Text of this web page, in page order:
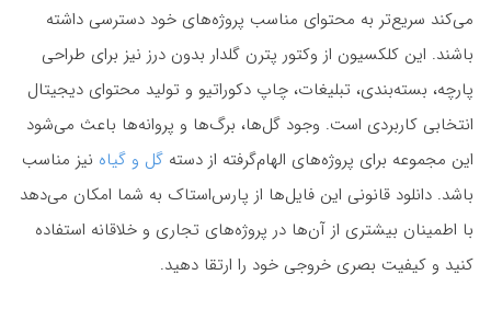
می‌کند سریع‌تر به محتوای مناسب پروژه‌های خود دسترسی داشته
باشند. این کلکسیون از وکتور پترن گلدار بدون درز نیز برای طراحی
پارچه، بسته‌بندی، تبلیغات، چاپ دکوراتیو و تولید محتوای دیجیتال
انتخابی کاربردی است. وجود گل‌ها، برگ‌ها و پروانه‌ها باعث می‌شود
این مجموعه برای پروژه‌های الهام‌گرفته از دسته گل و گیاه نیز مناسب
باشد. دانلود قانونی این فایل‌ها از پارس‌استاک به شما امکان می‌دهد
با اطمینان بیشتری از آن‌ها در پروژه‌های تجاری و خلاقانه استفاده
کنید و کیفیت بصری خروجی خود را ارتقا دهید.